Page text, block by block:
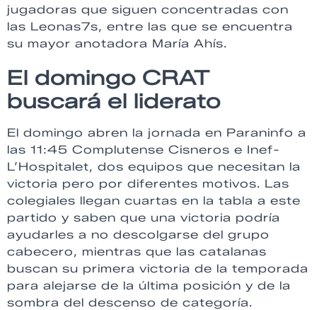
jugadoras que siguen concentradas con
las Leonas7s, entre las que se encuentra
su mayor anotadora María Ahís.
El domingo CRAT
buscará el liderato
El domingo abren la jornada en Paraninfo a
las 11:45 Complutense Cisneros e Inef-
L’Hospitalet, dos equipos que necesitan la
victoria pero por diferentes motivos. Las
colegiales llegan cuartas en la tabla a este
partido y saben que una victoria podría
ayudarles a no descolgarse del grupo
cabecero, mientras que las catalanas
buscan su primera victoria de la temporada
para alejarse de la última posición y de la
sombra del descenso de categoría.